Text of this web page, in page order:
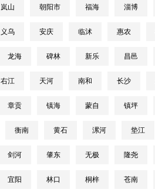
岚山 朝阳市 福海 淄博
义乌 安庆 临沭 惠农
龙海 碑林 新乐 昌邑
右江 天河 南和 长沙
章贡 镇海 蒙自 镇坪
衡南 黄石 漯河 垫江
剑河 肇东 无极 隆尧
宜阳 林口 桐梓 苍南